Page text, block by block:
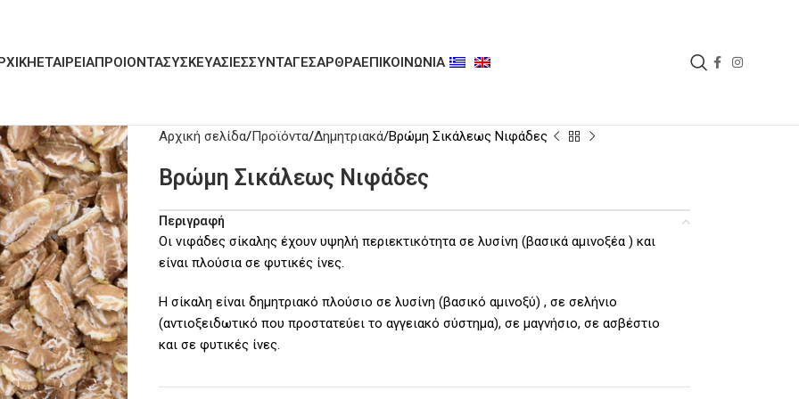
ΕΤΑΙΡΕΙΑΠΡΟΙΟΝΤΑΣΥΣΚΕΥΑΣΙΕΣΣΥΝΤΑΓΕΣΑΡΘΡΑΕΠΙΚΟΙΝΩΝΙΑ
Αρχική σελίδα Προϊόντα Δημητριακά Βρώμη Σικάλεως Νιφάδες
Βρώμη Σικάλεως Νιφάδες
Περιγραφή
Οι νιφάδες σίκαλης έχουν υψηλή περιεκτικότητα σε λυσίνη (βασικά αμινοξέα ) και
είναι πλούσια σε φυτικές ίνες.
Η σίκαλη είναι δημητριακό πλούσιο σε λυσίνη (βασικό αμινοξύ) , σε σελήνιο
(αντιοξειδωτικό που προστατεύει το αγγειακό σύστημα), σε μαγνήσιο, σε ασβέστιο
και σε φυτικές ίνες.